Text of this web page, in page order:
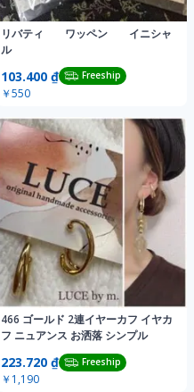
リバティ ワッペン イニシャ
ル
103.400 ₫ Freeship
￥550
466 ゴールド 2連イヤーカフ イヤカ
フ ニュアンス お洒落 シンプル
223.720 ₫ Freeship
￥1,190